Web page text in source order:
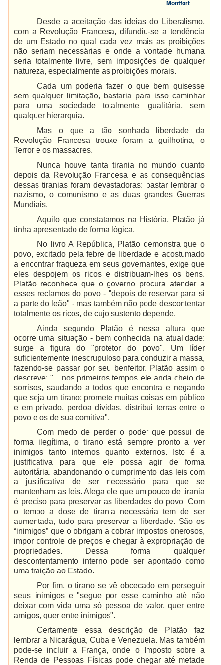
Montfort
Desde a aceitação das ideias do Liberalismo,
com a Revolução Francesa, difundiu-se a tendência
de um Estado no qual cada vez mais as proibições
não seriam necessárias e onde a vontade humana
seria totalmente livre, sem imposições de qualquer
natureza, especialmente as proibições morais.
Cada um poderia fazer o que bem quisesse
sem qualquer limitação, bastaria para isso caminhar
para uma sociedade totalmente igualitária, sem
qualquer hierarquia.
Mas o que a tão sonhada liberdade da
Revolução Francesa trouxe foram a guilhotina, o
Terror e os massacres.
Nunca houve tanta tirania no mundo quanto
depois da Revolução Francesa e as consequências
dessas tiranias foram devastadoras: bastar lembrar o
nazismo, o comunismo e as duas grandes Guerras
Mundiais.
Aquilo que constatamos na História, Platão já
tinha apresentado de forma lógica.
No livro A República, Platão demonstra que o
povo, excitado pela febre de liberdade e acostumado
a encontrar fraqueza em seus governantes, exige que
eles despojem os ricos e distribuam-lhes os bens.
Platão reconhece que o governo procura atender a
esses reclamos do povo - "depois de reservar para si
a parte do leão" - mas também não pode descontentar
totalmente os ricos, de cujo sustento depende.
Ainda segundo Platão é nessa altura que
ocorre uma situação - bem conhecida na atualidade:
surge a figura do "protetor do povo". Um líder
suficientemente inescrupuloso para conduzir a massa,
fazendo-se passar por seu benfeitor. Platão assim o
descreve: "... nos primeiros tempos ele anda cheio de
sorrisos, saudando a todos que encontra e negando
que seja um tirano; promete muitas coisas em público
e em privado, perdoa dívidas, distribui terras entre o
povo e os de sua comitiva".
Com medo de perder o poder que possui de
forma ilegítima, o tirano está sempre pronto a ver
inimigos tanto internos quanto externos. Isto é a
justificativa para que ele possa agir de forma
autoritária, abandonando o cumprimento das leis com
a justificativa de ser necessário para que se
mantenham as leis. Alega ele que um pouco de tirania
é preciso para preservar as liberdades do povo. Com
o tempo a dose de tirania necessária tem de ser
aumentada, tudo para preservar a liberdade. São os
“inimigos” que o obrigam a cobrar impostos onerosos,
impor controle de preços e chegar à expropriação de
propriedades. Dessa forma qualquer
descontentamento interno pode ser apontado como
uma traição ao Estado.
Por fim, o tirano se vê obcecado em perseguir
seus inimigos e "segue por esse caminho até não
deixar com vida uma só pessoa de valor, quer entre
amigos, quer entre inimigos".
Certamente essa descrição de Platão faz
lembrar a Nicarágua, Cuba e Venezuela. Mas também
pode-se incluir a França, onde o Imposto sobre a
Renda de Pessoas Físicas pode chegar até metade